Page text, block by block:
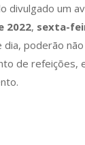
divulgado um
2022, sexta-
dia, poderão
de